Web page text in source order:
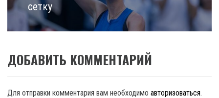
сетку
ДОБАВИТЬ КОММЕНТАРИЙ
Для отправки комментария вам необходимо авторизоваться.